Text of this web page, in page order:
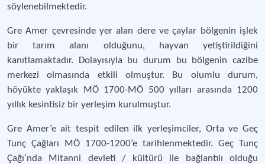
söylenebilmektedir.
Gre Amer çevresinde yer alan dere ve çaylar bölgenin işlek
bir tarım alanı olduğunu, hayvan yetiştirildiğini
kanıtlamaktadır. Dolayısıyla bu durum bu bölgenin cazibe
merkezi olmasında etkili olmuştur. Bu olumlu durum,
höyükte yaklaşık MÖ 1700-MÖ 500 yılları arasında 1200
yıllık kesintisiz bir yerleşim kurulmuştur.
Gre Amer’e ait tespit edilen ilk yerleşimciler, Orta ve Geç
Tunç Çağları MÖ 1700-1200’e tarihlenmektedir. Geç Tunç
Çağı’nda Mitanni devleti / kültürü ile bağlantılı olduğu